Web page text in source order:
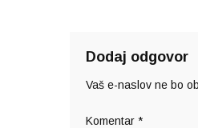
Dodaj odgovor
Vaš e-naslov ne bo
Komentar *